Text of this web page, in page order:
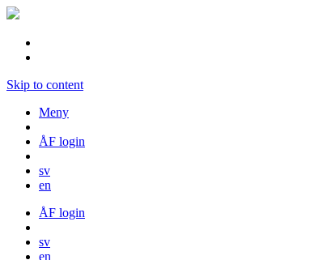
Skip to content
Meny
ÅF login
sv
en
ÅF login
sv
en